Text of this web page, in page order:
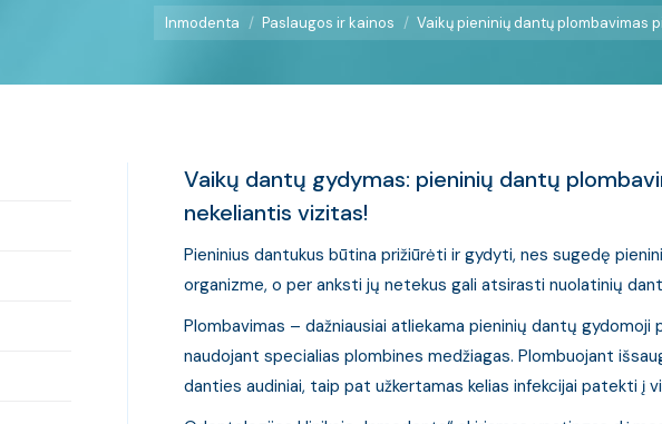
Inmodenta Paslaugos ir kainos Vaikų pieninių dantų plombavimas
Vaikų dantų gydymas: pieninių dantų
nekeliantis vizitas!
Pieninius dantukus būtina prižiūrėti ir gydyti, nes sugedę
organizme, o per anksti jų netekus gali atsirasti nuolatinių
Plombavimas – dažniausiai atliekama pieninių dantų
naudojant specialias plombines medžiagas. Plombuojant
danties audiniai, taip pat užkertamas kelias infekcijai patekti į